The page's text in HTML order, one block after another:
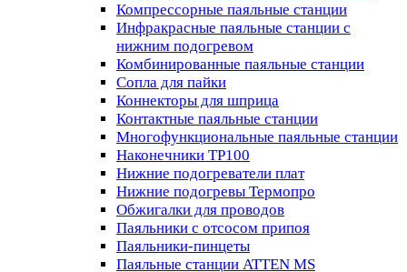
Компрессорные паяльные станции
Инфракрасные паяльные станции с
нижним подогревом
Комбинированные паяльные станции
Сопла для пайки
Коннекторы для шприца
Контактные паяльные станции
Многофункциональные паяльные станции
Наконечники TP100
Нижние подогреватели плат
Нижние подогревы Термопро
Обжигалки для проводов
Паяльники с отсосом припоя
Паяльники-пинцеты
Паяльные станции ATTEN MS